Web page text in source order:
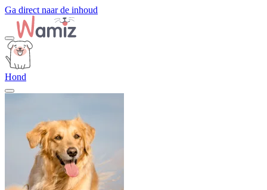
Ga direct naar de inhoud
Hond